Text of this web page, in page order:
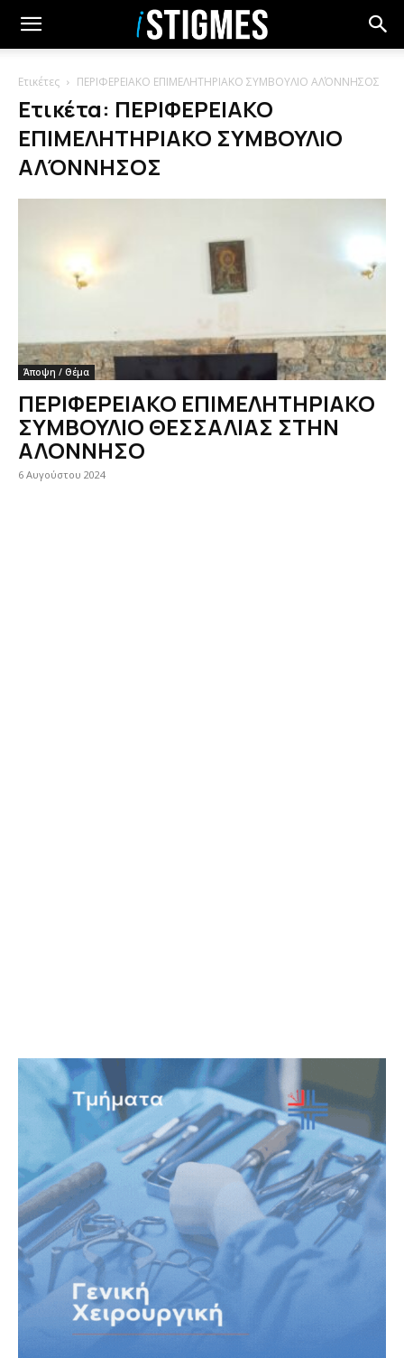
Ετικέτες ΠΕΡΙΦΕΡΕΙΑΚΟ ΕΠΙΜΕΛΗΤΗΡΙΑΚΟ ΣΥΜΒΟΥΛΙΟ ΑΛΌΝΝΗΣΟΣ
Ετικέτα: ΠΕΡΙΦΕΡΕΙΑΚΟ
ΕΠΙΜΕΛΗΤΗΡΙΑΚΟ ΣΥΜΒΟΥΛΙΟ
ΑΛΌΝΝΗΣΟΣ
Άποψη / Θέμα
ΠΕΡΙΦΕΡΕΙΑΚΟ ΕΠΙΜΕΛΗΤΗΡΙΑΚΟ
ΣΥΜΒΟΥΛΙΟ ΘΕΣΣΑΛΙΑΣ ΣΤΗΝ
ΑΛΟΝΝΗΣΟ
6 Αυγούστου 2024